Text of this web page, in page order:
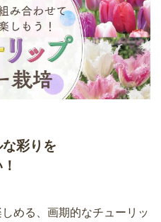
彩りを
める、画期的なチューリッ